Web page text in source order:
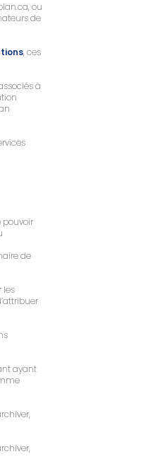
, ou
de
, ces
à
pouvoir
de
les
ayant